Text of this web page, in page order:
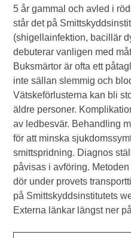
5 år gammal och avled i
står det på
(shigellainfektion, bacillär
debuterar vanligen med
Buksmärtor är ofta ett
inte sällan slemmig och
Vätskeförlusterna kan bli
äldre personer.
av ledbesvär. Behandling
för att minska
smittspridning. Diagnos
påvisas i avföring.
dör under provets
på Smittskyddsinstitutets
Externa länkar längst ner